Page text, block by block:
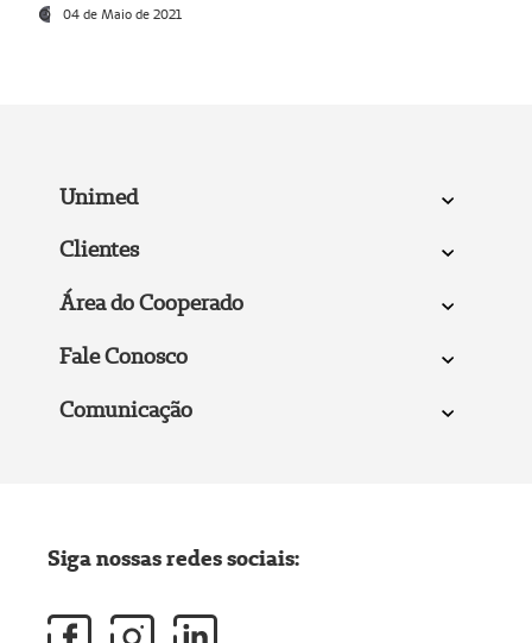
04 de Maio de 2021
Unimed
Clientes
Área do Cooperado
Fale Conosco
Comunicação
Siga nossas redes sociais: